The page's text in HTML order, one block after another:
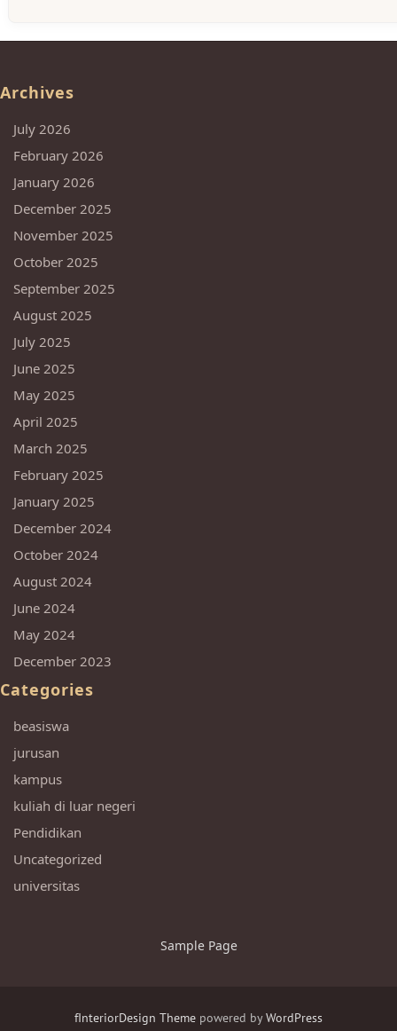
Archives
July 2026
February 2026
January 2026
December 2025
November 2025
October 2025
September 2025
August 2025
July 2025
June 2025
May 2025
April 2025
March 2025
February 2025
January 2025
December 2024
October 2024
August 2024
June 2024
May 2024
December 2023
Categories
beasiswa
jurusan
kampus
kuliah di luar negeri
Pendidikan
Uncategorized
universitas
Sample Page
fInteriorDesign Theme powered byWordPress